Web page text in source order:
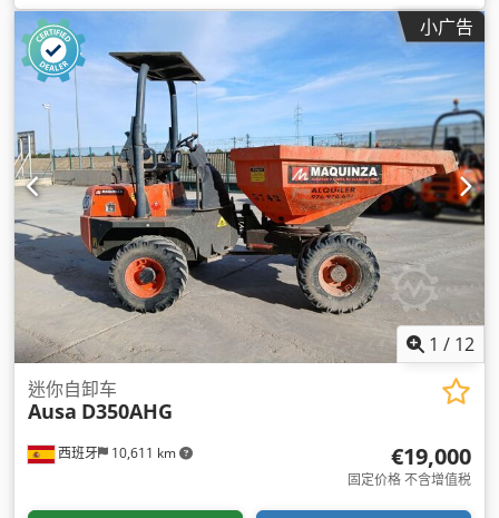
小广告
1 / 12
西班牙 10,611 km
迷你自卸车
Ausa D350AHG
€19,000
固定价格 不含增值税